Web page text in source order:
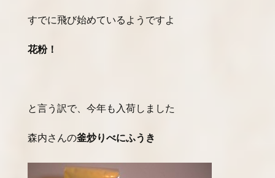
すでに飛び始めているようですよ
花粉！
と言う訳で、今年も入荷しました
森内さんの釜炒りべにふうき